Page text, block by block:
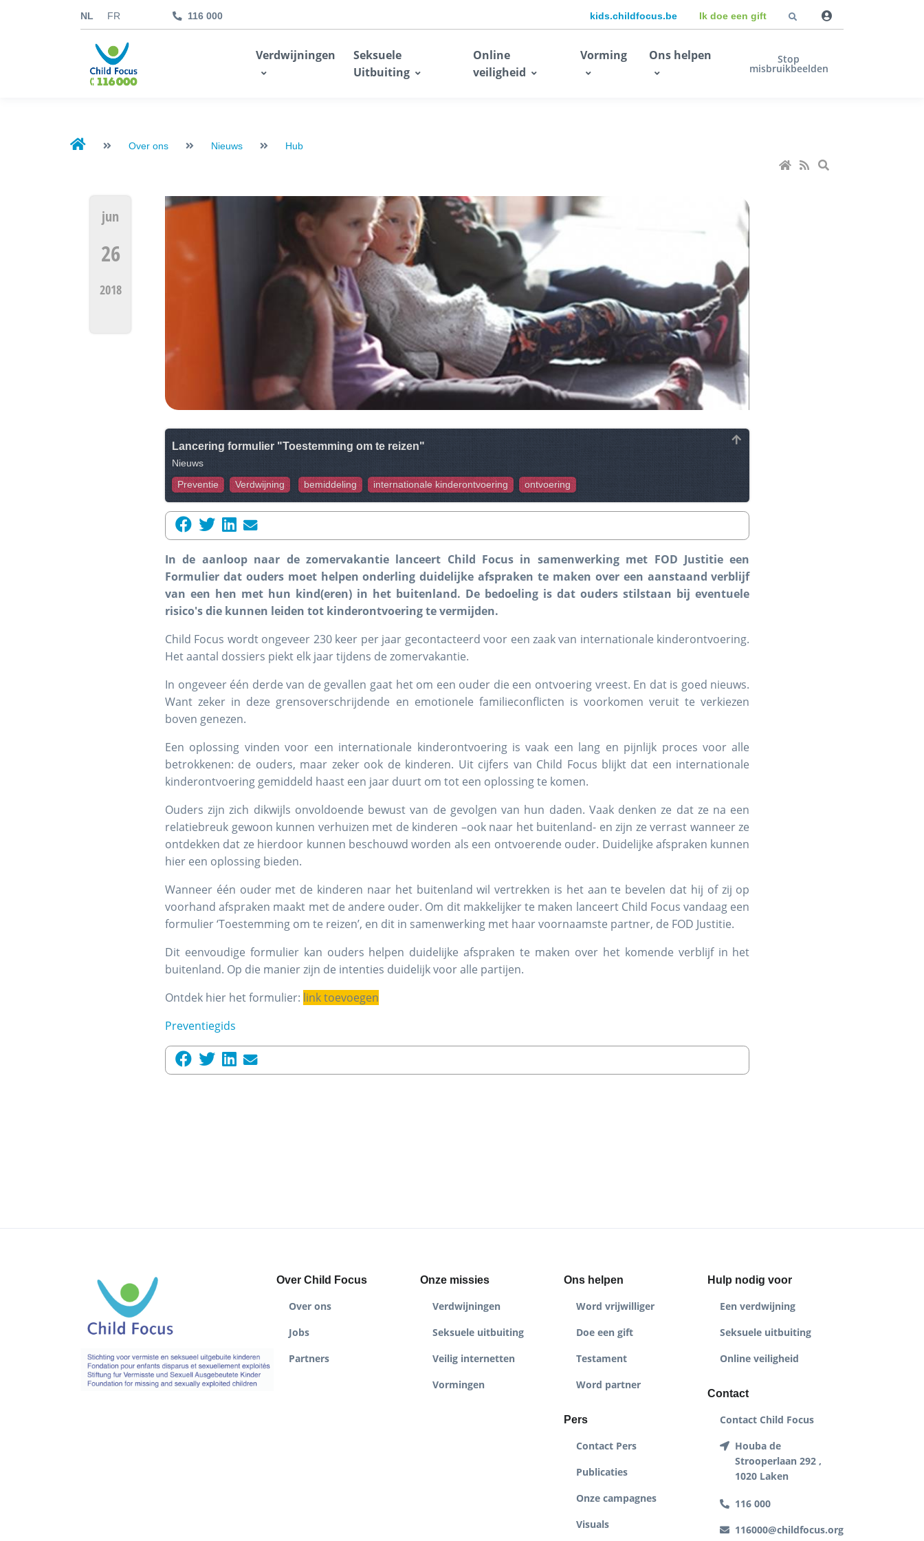
NL FR 116 000 kids.childfocus.be Ik doe een gift
Verdwijningen
Seksuele
Uitbuiting
Online
veiligheid
Vorming Ons helpen Stop
misbruikbeelden
Over ons Nieuws Hub
Lancering formulier "Toestemming om te reizen"
Nieuws
Preventie Verdwijning bemiddeling internationale kinderontvoering ontvoering
jun
26
2018
In de aanloop naar de zomervakantie lanceert Child Focus in samenwerking met FOD Justitie een
Formulier dat ouders moet helpen onderling duidelijke afspraken te maken over een aanstaand verblijf
van een hen met hun kind(eren) in het buitenland. De bedoeling is dat ouders stilstaan bij eventuele
risico's die kunnen leiden tot kinderontvoering te vermijden.
Child Focus wordt ongeveer 230 keer per jaar gecontacteerd voor een zaak van internationale kinderontvoering.
Het aantal dossiers piekt elk jaar tijdens de zomervakantie.
In ongeveer één derde van de gevallen gaat het om een ouder die een ontvoering vreest. En dat is goed nieuws.
Want zeker in deze grensoverschrijdende en emotionele familieconflicten is voorkomen veruit te verkiezen
boven genezen.
Een oplossing vinden voor een internationale kinderontvoering is vaak een lang en pijnlijk proces voor alle
betrokkenen: de ouders, maar zeker ook de kinderen. Uit cijfers van Child Focus blijkt dat een internationale
kinderontvoering gemiddeld haast een jaar duurt om tot een oplossing te komen.
Ouders zijn zich dikwijls onvoldoende bewust van de gevolgen van hun daden. Vaak denken ze dat ze na een
relatiebreuk gewoon kunnen verhuizen met de kinderen –ook naar het buitenland- en zijn ze verrast wanneer ze
ontdekken dat ze hierdoor kunnen beschouwd worden als een ontvoerende ouder. Duidelijke afspraken kunnen
hier een oplossing bieden.
Wanneer één ouder met de kinderen naar het buitenland wil vertrekken is het aan te bevelen dat hij of zij op
voorhand afspraken maakt met de andere ouder. Om dit makkelijker te maken lanceert Child Focus vandaag een
formulier ‘Toestemming om te reizen’, en dit in samenwerking met haar voornaamste partner, de FOD Justitie.
Dit eenvoudige formulier kan ouders helpen duidelijke afspraken te maken over het komende verblijf in het
buitenland. Op die manier zijn de intenties duidelijk voor alle partijen.
Ontdek hier het formulier: link toevoegen
Preventiegids
Over Child Focus
Over ons
Jobs
Partners
Onze missies
Verdwijningen
Seksuele uitbuiting
Veilig internetten
Vormingen
Ons helpen
Word vrijwilliger
Doe een gift
Testament
Word partner
Pers
Contact Pers
Publicaties
Onze campagnes
Visuals
Hulp nodig voor
Een verdwijning
Seksuele uitbuiting
Online veiligheid
Contact
Contact Child Focus
Houba de
Strooperlaan 292 ,
1020 Laken
116 000
116000@childfocus.org